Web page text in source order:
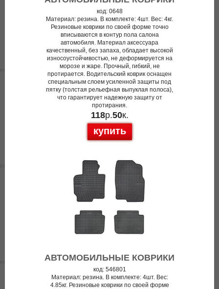
код: 0648
Материал: резина. В комплекте: 4шт. Вес: 4кг.
Резиновые коврики по своей форме точно
вписываются в контур пола салона
автомобиля. Материал аксессуара
качественный, без запаха, обладает высокой
износоустойчивостью, не деформируется на
морозе и жаре. Прочный, гибкий, не
протирается. Водительский коврик оснащен
специальным слоем усиленной защиты под
пятку (толстая рельефная выпуклая полоса),
что гарантирует надежную защиту от
протирания.
118р.50к.
купить
АВТОМОБИЛЬНЫЕ КОВРИКИ
код: 546801
Материал: резина. В комплекте: 4шт. Вес:
4.85кг. Резиновые коврики по своей форме